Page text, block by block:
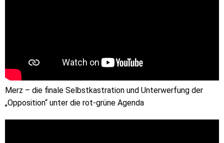
Merz – die finale Selbstkastration und Unterwerfung der
„Opposition“ unter die rot-grüne Agenda